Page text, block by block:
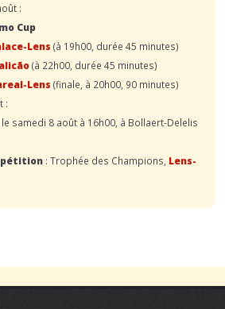
:
Cup
Lens (à 19h00, durée 45 minutes)
(à 22h00, durée 45 minutes)
Lens (finale, à 20h00, 90 minutes)
:
, le samedi 8 août à 16h00, à Bollaert-Delelis
: Trophée des Champions, Lens-